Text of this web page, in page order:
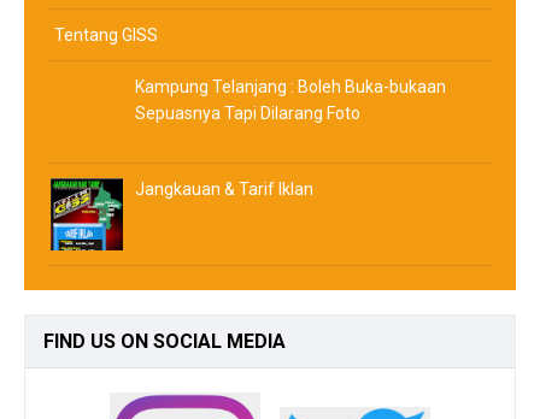
Tentang GISS
Kampung Telanjang : Boleh Buka-bukaan
Sepuasnya Tapi Dilarang Foto
Jangkauan & Tarif Iklan
FIND US ON SOCIAL MEDIA